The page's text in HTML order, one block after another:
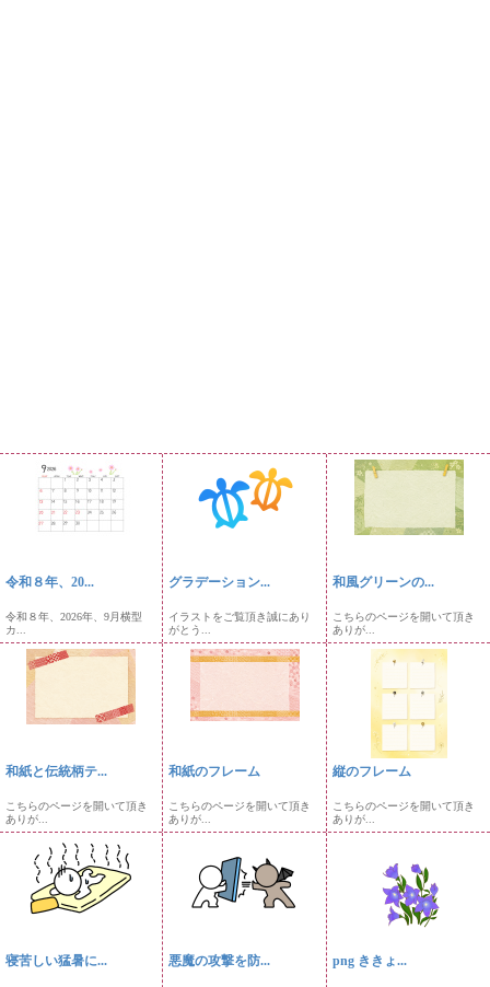
令和８年、20...
令和８年、2026年、9月横型
カ...
グラデーション...
イラストをご覧頂き誠にあり
がとう...
和風グリーンの...
こちらのページを開いて頂き
ありが...
和紙と伝統柄テ...
こちらのページを開いて頂き
ありが...
和紙のフレーム
こちらのページを開いて頂き
ありが...
縦のフレーム
こちらのページを開いて頂き
ありが...
寝苦しい猛暑に... 悪魔の攻撃を防... png ききょ...